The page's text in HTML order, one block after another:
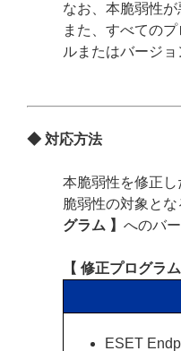
なお、本脆弱性
また、すべての
ルまたはバージ
◆ 対応方法
本脆弱性を修正
脆弱性の対象と
グラム 】 へのバ
【 修正プログラム
ESET